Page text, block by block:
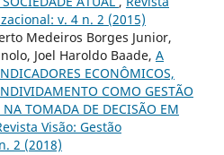
v. 4 n. 2 (2015)
Medeiros Borges Junior,
Joel Haroldo Baade, A
ECONÔMICOS,
COMO GESTÃO
TOMADA DE DECISÃO EM
Visão: Gestão
2 (2018)